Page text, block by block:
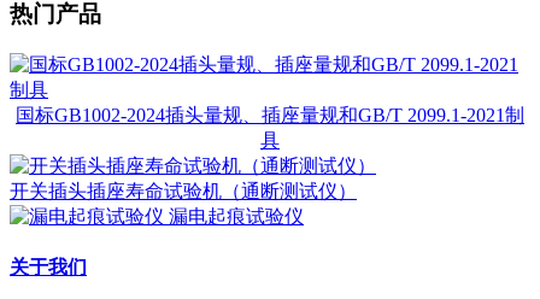
热门产品
国标GB1002-2024插头量规、插座量规和GB/T 2099.1-2021制
具
开关插头插座寿命试验机（通断测试仪）
漏电起痕试验仪
关于我们